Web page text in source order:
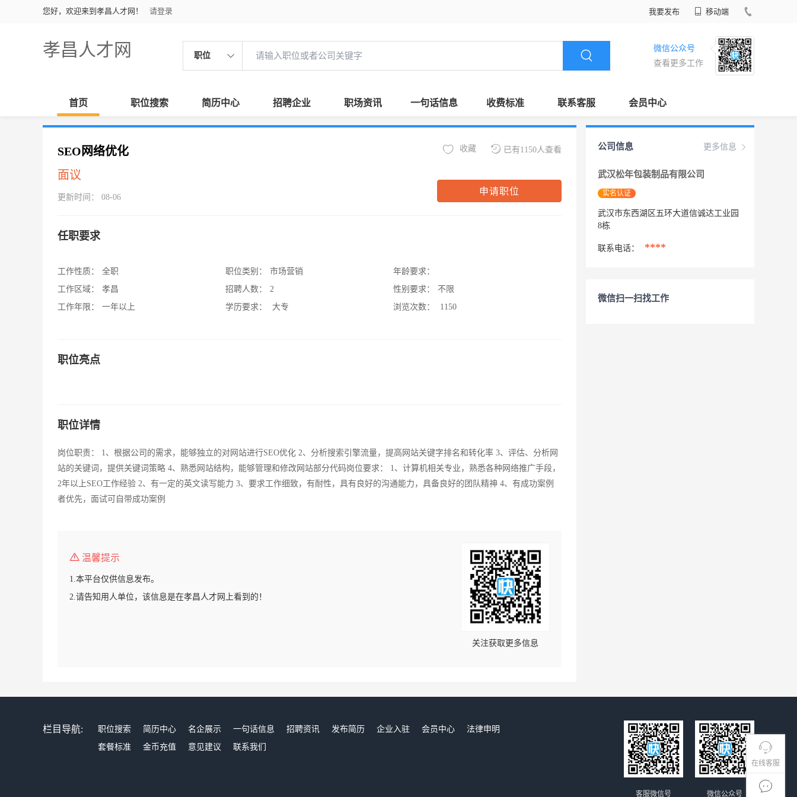
您好，欢迎来到孝昌人才网！ 请登录 我要发布 移动端
孝昌人才网 职位
微信公众号
查看更多工作
首页 职位搜索 简历中心 招聘企业 职场资讯 一句话信息 收费标准 联系客服 会员中心
在线客服
SEO网络优化
面议
更新时间： 08-06
已有1150人查看
收藏
申请职位
任职要求
工作性质：
全职
工作区域：
孝昌
工作年限：
一年以上
职位类别：
市场营销
招聘人数：
2
学历要求：
大专
年龄要求：
性别要求：
不限
浏览次数：
1150
职位亮点
职位详情
岗位职责： 1、根据公司的需求，能够独立的对网站进行SEO优化 2、分析搜索引擎流量，提高网站关键字排名和转化率 3、评估、分析网
站的关键词，提供关键词策略 4、熟悉网站结构，能够管理和修改网站部分代码岗位要求： 1、计算机相关专业，熟悉各种网络推广手段，
2年以上SEO工作经验 2、有一定的英文读写能力 3、要求工作细致，有耐性，具有良好的沟通能力，具备良好的团队精神 4、有成功案例
者优先，面试可自带成功案例
温馨提示
1.本平台仅供信息发布。
2.请告知用人单位，该信息是在孝昌人才网上看到的！
关注获取更多信息
更多信息
公司信息
武汉松年包装制品有限公司
实名认证
武汉市东西湖区五环大道信诚达工业园
8栋
联系电话： ****
微信扫一扫找工作
栏目导航: 职位搜索 简历中心 名企展示 一句话信息 招聘资讯 发布简历 企业入驻 会员中心
法律申明
套餐标准
金币充值 意见建议 联系我们
微信公众号
客服微信号